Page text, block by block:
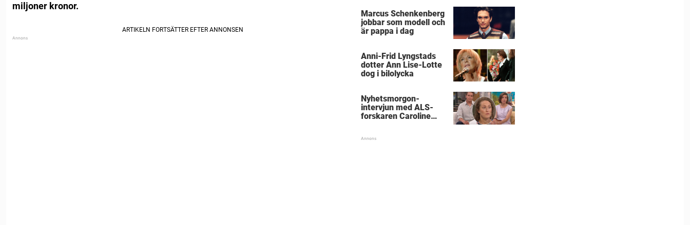
miljoner kronor.
Marcus Schenkenberg
jobbar som modell och
är pappa i dag
Anni-Frid Lyngstads
dotter Ann Lise-Lotte
dog i bilolycka
Nyhetsmorgon-
intervjun med ALS-
forskaren Caroline